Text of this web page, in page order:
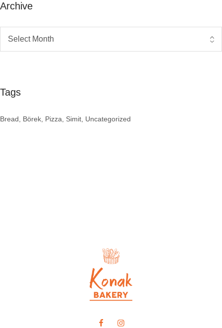
Archive
Tags
Bread Börek Pizza Simit Uncategorized